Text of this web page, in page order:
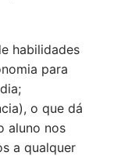
habilidades
para
o que dá
aluno nos
a qualquer